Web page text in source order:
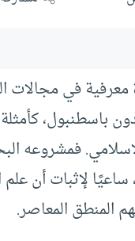
معرفية في
باسطنبول،
فمشروعه
لإثبات أن
المنطق المعاصر.